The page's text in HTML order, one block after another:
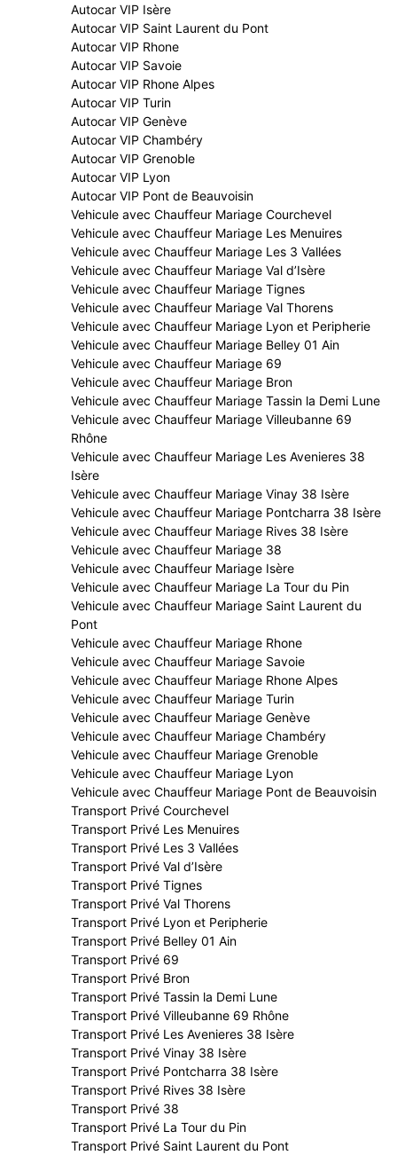
Autocar VIP Isère
Autocar VIP Saint Laurent du Pont
Autocar VIP Rhone
Autocar VIP Savoie
Autocar VIP Rhone Alpes
Autocar VIP Turin
Autocar VIP Genève
Autocar VIP Chambéry
Autocar VIP Grenoble
Autocar VIP Lyon
Autocar VIP Pont de Beauvoisin
Vehicule avec Chauffeur Mariage Courchevel
Vehicule avec Chauffeur Mariage Les Menuires
Vehicule avec Chauffeur Mariage Les 3 Vallées
Vehicule avec Chauffeur Mariage Val d’Isère
Vehicule avec Chauffeur Mariage Tignes
Vehicule avec Chauffeur Mariage Val Thorens
Vehicule avec Chauffeur Mariage Lyon et Peripherie
Vehicule avec Chauffeur Mariage Belley 01 Ain
Vehicule avec Chauffeur Mariage 69
Vehicule avec Chauffeur Mariage Bron
Vehicule avec Chauffeur Mariage Tassin la Demi Lune
Vehicule avec Chauffeur Mariage Villeubanne 69
Rhône
Vehicule avec Chauffeur Mariage Les Avenieres 38
Isère
Vehicule avec Chauffeur Mariage Vinay 38 Isère
Vehicule avec Chauffeur Mariage Pontcharra 38 Isère
Vehicule avec Chauffeur Mariage Rives 38 Isère
Vehicule avec Chauffeur Mariage 38
Vehicule avec Chauffeur Mariage Isère
Vehicule avec Chauffeur Mariage La Tour du Pin
Vehicule avec Chauffeur Mariage Saint Laurent du
Pont
Vehicule avec Chauffeur Mariage Rhone
Vehicule avec Chauffeur Mariage Savoie
Vehicule avec Chauffeur Mariage Rhone Alpes
Vehicule avec Chauffeur Mariage Turin
Vehicule avec Chauffeur Mariage Genève
Vehicule avec Chauffeur Mariage Chambéry
Vehicule avec Chauffeur Mariage Grenoble
Vehicule avec Chauffeur Mariage Lyon
Vehicule avec Chauffeur Mariage Pont de Beauvoisin
Transport Privé Courchevel
Transport Privé Les Menuires
Transport Privé Les 3 Vallées
Transport Privé Val d’Isère
Transport Privé Tignes
Transport Privé Val Thorens
Transport Privé Lyon et Peripherie
Transport Privé Belley 01 Ain
Transport Privé 69
Transport Privé Bron
Transport Privé Tassin la Demi Lune
Transport Privé Villeubanne 69 Rhône
Transport Privé Les Avenieres 38 Isère
Transport Privé Vinay 38 Isère
Transport Privé Pontcharra 38 Isère
Transport Privé Rives 38 Isère
Transport Privé 38
Transport Privé La Tour du Pin
Transport Privé Saint Laurent du Pont